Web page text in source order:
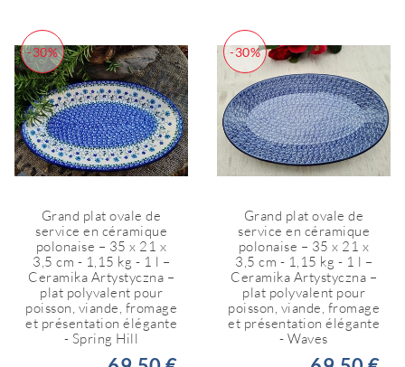
-30%
Grand plat ovale de
service en céramique
polonaise – 35 x 21 x
3,5 cm - 1,15 kg - 1 l –
Ceramika Artystyczna –
plat polyvalent pour
poisson, viande, fromage
et présentation élégante
- Spring Hill
-30%
Grand plat ovale de
service en céramique
polonaise – 35 x 21 x
3,5 cm - 1,15 kg - 1 l –
Ceramika Artystyczna –
plat polyvalent pour
poisson, viande, fromage
et présentation élégante
- Waves